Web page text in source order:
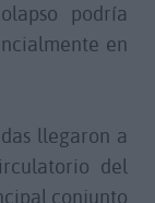
podría
en
llegaron a
del
conjunto